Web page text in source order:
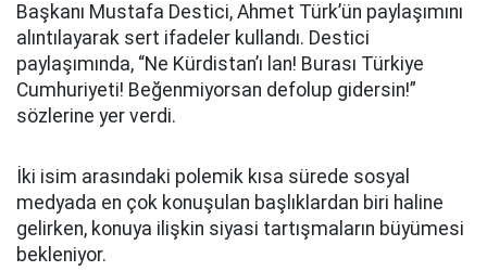
Başkanı Mustafa Destici, Ahmet Türk’ün paylaşımını
alıntılayarak sert ifadeler kullandı. Destici
paylaşımında, “Ne Kürdistan’ı lan! Burası Türkiye
Cumhuriyeti! Beğenmiyorsan defolup gidersin!”
sözlerine yer verdi.
İki isim arasındaki polemik kısa sürede sosyal
medyada en çok konuşulan başlıklardan biri haline
gelirken, konuya ilişkin siyasi tartışmaların büyümesi
bekleniyor.